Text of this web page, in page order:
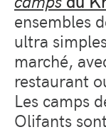
ensembles
ultra
marché,
restaurant
Les camps
Olifants